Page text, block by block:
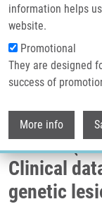
information helps
website.
Promotional
They are designed
success of
More info
Drobečková
Domů
Czech And Slovak
Clinical Data And
Czech
Anemia
Clinical
genetic